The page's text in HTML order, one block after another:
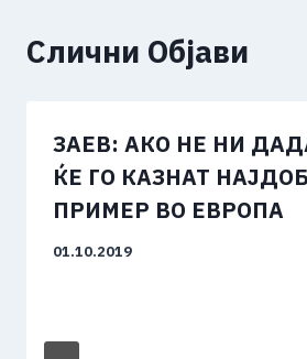
Слични Објави
ЗАЕВ: AКО НЕ НИ
ЌЕ ГО КАЗНАТ
ПРИМЕР ВО ЕВРОПА
01.10.2019